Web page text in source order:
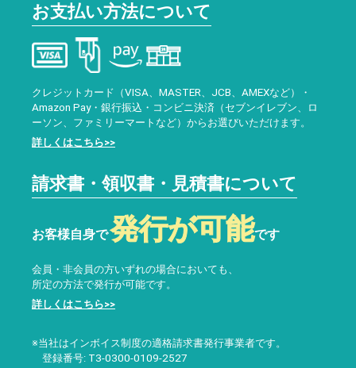
お支払い方法について
クレジットカード（VISA、MASTER、JCB、AMEXなど）・
Amazon Pay・銀行振込・コンビニ決済（セブンイレブン、ロ
ーソン、ファミリーマートなど）からお選びいただけます。
詳しくはこちら>>
請求書・領収書・見積書について
お客様自身で発行が可能です
会員・非会員の方いずれの場合においても、
所定の方法で発行が可能です。
詳しくはこちら>>
※当社はインボイス制度の適格請求書発行事業者です。
登録番号: T3-0300-0109-2527